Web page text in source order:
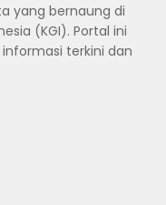
yang bernaung di
(KGI). Portal ini
terkini dan